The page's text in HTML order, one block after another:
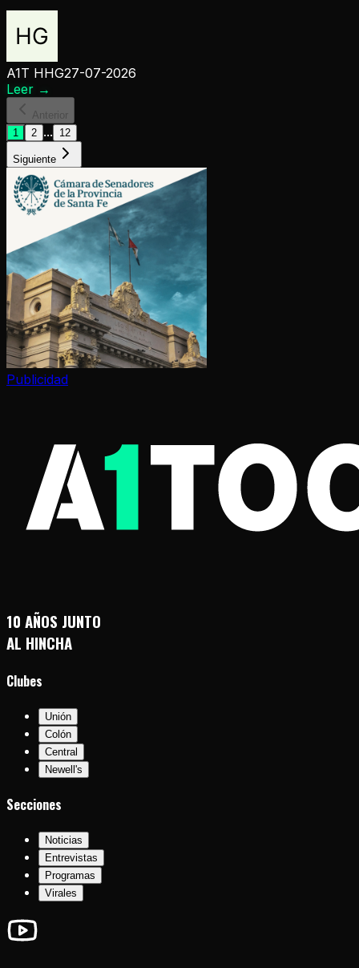
A1T HHG27-07-2026
Leer →
Anterior
1
2 ... 12
Siguiente
Publicidad
10 AÑOS JUNTO
AL HINCHA
Clubes
Unión
Colón
Central
Newell's
Secciones
Noticias
Entrevistas
Programas
Virales